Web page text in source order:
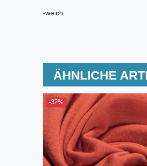
-weich
ÄHNLICHE
-32%